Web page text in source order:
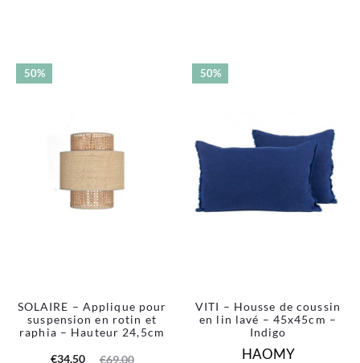
50%
SOLAIRE – Applique pour
suspension en rotin et
raphia – Hauteur 24,5cm
€69.00
Le
€34.50
Le
50%
VITI – Housse de coussin
en lin lavé – 45x45cm –
Indigo
HAOMY